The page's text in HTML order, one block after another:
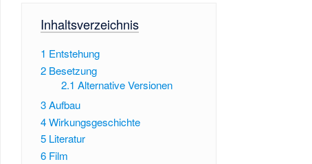
Inhaltsverzeichnis
1 Entstehung
2 Besetzung
2.1 Alternative Versionen
3Aufbau
4Wirkungsgeschichte
5 Literatur
6 Film